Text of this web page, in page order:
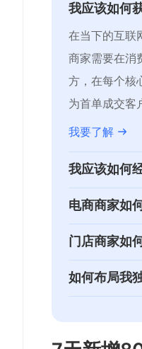
我应该如何
在当下的互联
商家需要在消
方，在每个核
为首单成交客
我要了解
我应该如何
经营客户是
持续改进自己
为你带来新客
终身客户。
电商商家如
二八法则告诉
应该考虑并选
门店商家如
新零售，是一
了解更多
如何布局我